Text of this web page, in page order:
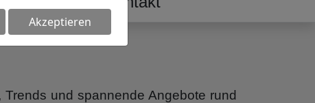
und spannende Angebote rund
Akzeptieren